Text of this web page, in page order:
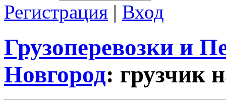
Регистрация | Вход
Грузоперевозки и
Новгород: грузчик